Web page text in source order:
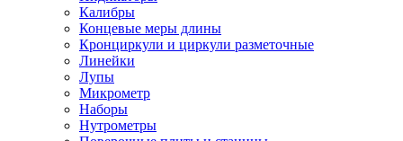
Калибры
Концевые меры длины
Кронциркули и циркули разметочные
Линейки
Лупы
Микрометр
Наборы
Нутрометры